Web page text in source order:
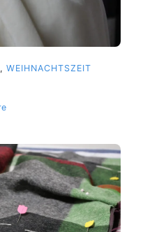
, WEIHNACHTSZEIT
zu
–
Endspurt